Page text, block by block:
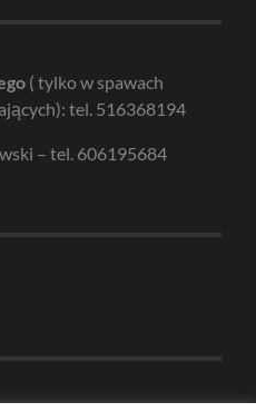
( tylko w spawach
tel. 516368194
– tel. 606195684